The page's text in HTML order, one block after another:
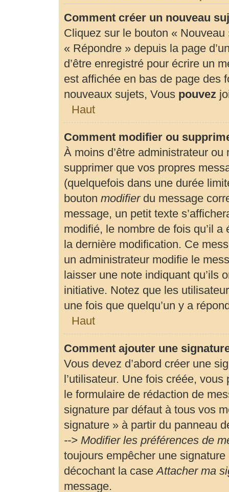
Comment créer un nouveau
Cliquez sur le bouton « Nouveau
« Répondre » depuis la page
d’être enregistré pour écrire un
est affichée en bas de page des
nouveaux sujets, Vous pouvez
Haut
Comment modifier ou
À moins d’être administrateur
supprimer que vos propres
(quelquefois dans une durée
bouton modifierdu message
message, un petit texte
modifié, le nombre de fois qu’il
la dernière modification. Ce
un administrateur modifie le
laisser une note indiquant qu’ils
initiative. Notez que les
une fois que quelqu’un y a
Haut
Comment ajouter une
Vous devez d’abord créer une
l’utilisateur. Une fois créée,
le formulaire de rédaction de
signature par défaut à tous vos
signature » à partir du panneau
--> Modifier les préférences de
toujours empêcher une
décochant la caseAttacher ma
message.